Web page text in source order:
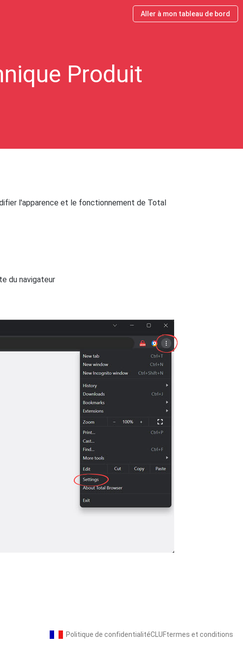
Aller à mon tableau de bord
Produit
l'apparence et le fonctionnement de Total
du navigateur
Politique de confidentialitéCLUFtermes et conditions